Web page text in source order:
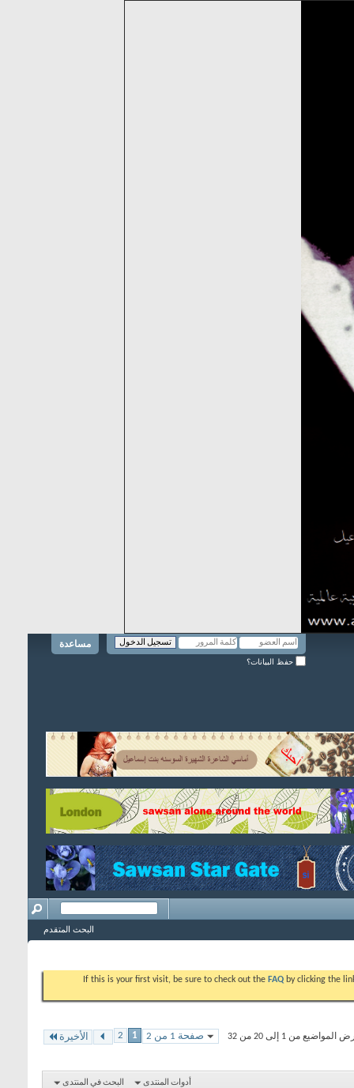
مساعدة
حفظ البيانات؟
البحث المتقدم
If this is your first visit, be sure to check out the FAQ by clicking the
صفحة 1 من 2 1
2 الأخيرة المواضيع من 1 إلى 20 من 32
أدوات المنتدى البحث في المنتدى